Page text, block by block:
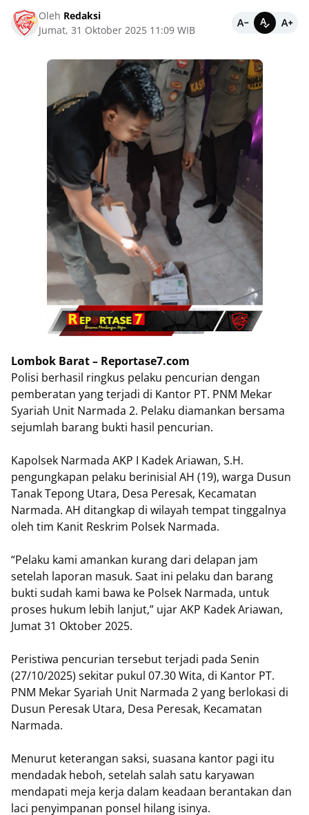
Oleh Redaksi
Jumat, 31 Oktober 2025 11:09 WIB
Lombok Barat – Reportase7.com
Polisi berhasil ringkus pelaku pencurian dengan
pemberatan yang terjadi di Kantor PT. PNM Mekar
Syariah Unit Narmada 2. Pelaku diamankan bersama
sejumlah barang bukti hasil pencurian.
Kapolsek Narmada AKP I Kadek Ariawan, S.H.
pengungkapan pelaku berinisial AH (19), warga Dusun
Tanak Tepong Utara, Desa Peresak, Kecamatan
Narmada. AH ditangkap di wilayah tempat tinggalnya
oleh tim Kanit Reskrim Polsek Narmada.
“Pelaku kami amankan kurang dari delapan jam
setelah laporan masuk. Saat ini pelaku dan barang
bukti sudah kami bawa ke Polsek Narmada, untuk
proses hukum lebih lanjut,” ujar AKP Kadek Ariawan,
Jumat 31 Oktober 2025.
Peristiwa pencurian tersebut terjadi pada Senin
(27/10/2025) sekitar pukul 07.30 Wita, di Kantor PT.
PNM Mekar Syariah Unit Narmada 2 yang berlokasi di
Dusun Peresak Utara, Desa Peresak, Kecamatan
Narmada.
Menurut keterangan saksi, suasana kantor pagi itu
mendadak heboh, setelah salah satu karyawan
mendapati meja kerja dalam keadaan berantakan dan
laci penyimpanan ponsel hilang isinya.